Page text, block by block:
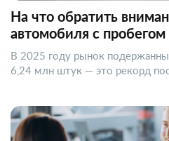
На что обратить
автомобиля с пробегом
В 2025 году рынок
6,24 млн штук — это рекорд